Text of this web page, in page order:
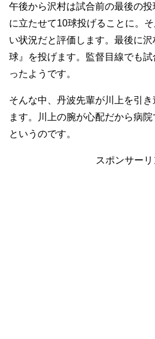
午後から沢村は試合前の最後の
に立たせて10球投げることに。
い状況だと評価します。最後に
球』を投げます。監督目線でも
ったようです。
そんな中、丹波先輩が川上を引
ます。川上の腕が心配だから病
というのです。
スポンサーリ